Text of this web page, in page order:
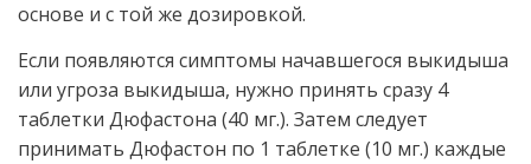
основе и с той же дозировкой.
Если появляются симптомы начавшегося выкидыша
или угроза выкидыша, нужно принять сразу 4
таблетки Дюфастона (40 мг.). Затем следует
принимать Дюфастон по 1 таблетке (10 мг.) каждые